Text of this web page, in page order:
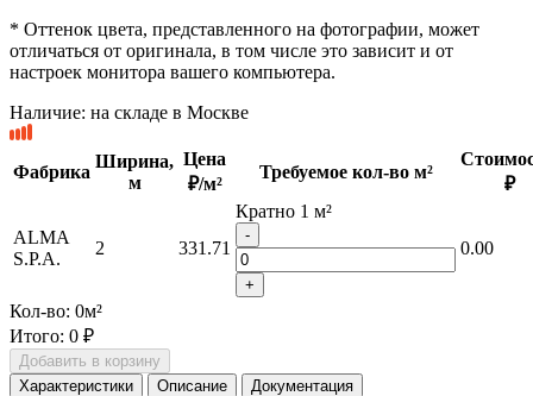
* Оттенок цвета, представленного на фотографии, может
отличаться от оригинала, в том числе это зависит и от
настроек монитора вашего компьютера.
Наличие: на складе в Москве
Фабрика
Ширина,
м
Цена
₽/м²
Требуемое кол-во м²
₽
ALMA
S.P.A.
2 331.71
Кратно 1 м²
-
+
0.00
Кол-во: 0м²
Итого: 0 ₽
Добавить в корзину
Характеристики
Описание Документация